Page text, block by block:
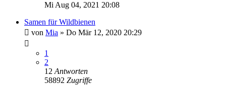
Mi Aug 04, 2021 20:08
Samen für Wildbienen
von Mia » Do Mär 12, 2020 20:29
1
2
12 Antworten
58892 Zugriffe